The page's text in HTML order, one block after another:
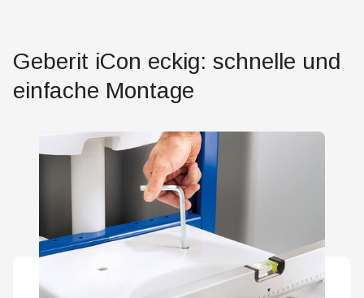
Geberit iCon eckig: schnelle und
einfache Montage